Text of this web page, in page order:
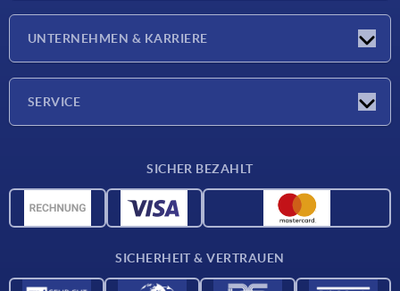
Presseberichte
UNTERNEHMEN & KARRIERE
SERVICE
Werkstoffübersicht
SICHER BEZAHLT
SICHERHEIT & VERTRAUEN